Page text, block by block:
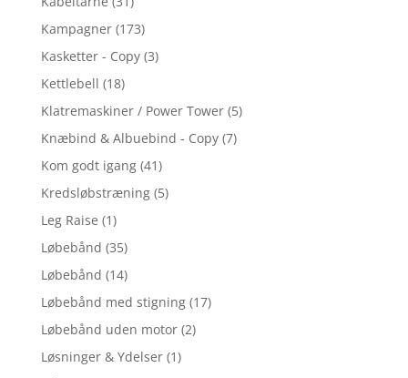
Kampagner (173)
Kasketter - Copy (3)
Kettlebell (18)
Klatremaskiner / Power Tower (5)
Knæbind & Albuebind - Copy (7)
Kom godt igang (41)
Kredsløbstræning (5)
Leg Raise (1)
Løbebånd (35)
Løbebånd (14)
Løbebånd med stigning (17)
Løbebånd uden motor (2)
Løsninger & Ydelser (1)